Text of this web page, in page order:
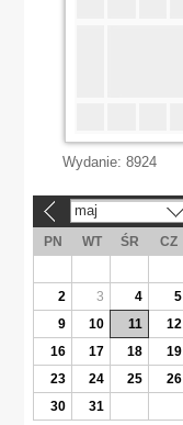
Wydanie: 8924
maj
PN WT ŚR CZ
2
3 4 5
9
10 11 12
16
17 18 19
23
24 25 26
30
31